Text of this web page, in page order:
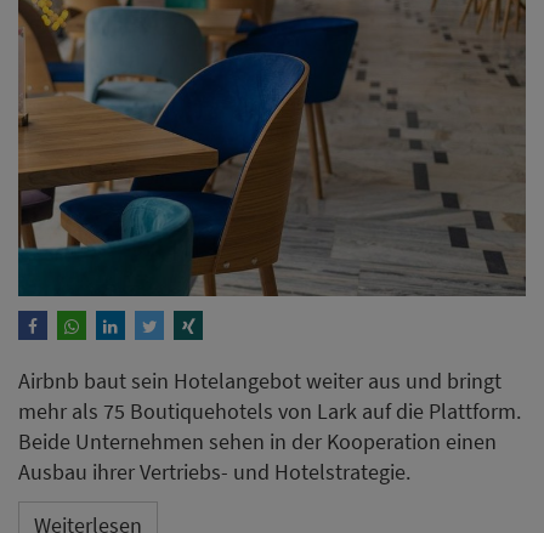
Airbnb baut sein Hotelangebot weiter aus und bringt
mehr als 75 Boutiquehotels von Lark auf die Plattform.
Beide Unternehmen sehen in der Kooperation einen
Ausbau ihrer Vertriebs- und Hotelstrategie.
Weiterlesen